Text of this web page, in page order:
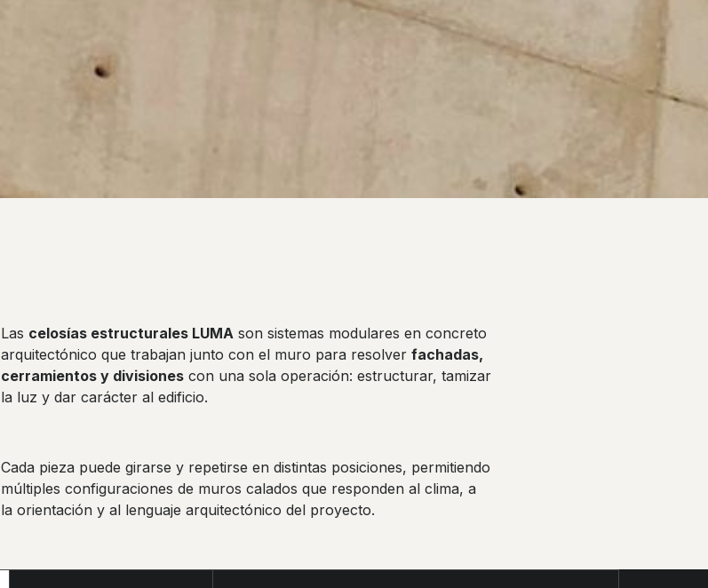
Las celosías estructurales LUMAson sistemas modulares en concreto
arquitectónico que trabajan junto con el muro para resolver fachadas,
cerramientos y divisionescon una sola operación: estructurar, tamizar
la luz y dar carácter al edificio.
Cada pieza puede girarse y repetirse en distintas posiciones, permitiendo
múltiples configuraciones de muros calados que responden al clima, a
la orientación y al lenguaje arquitectónico del proyecto.